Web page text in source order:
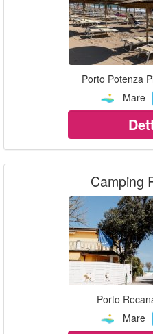
Porto Potenza
Mare
Camping
Porto
Mare